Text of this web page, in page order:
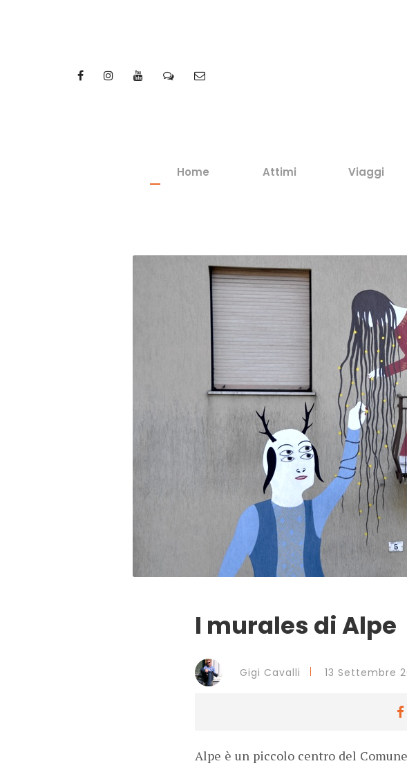
Home Attimi Viaggi
I murales di Alpe
Gigi Cavalli 13 Settembre
Alpe è un piccolo centro del